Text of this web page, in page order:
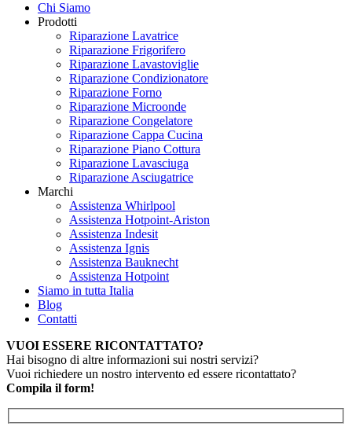
Chi Siamo
Prodotti
Riparazione Lavatrice
Riparazione Frigorifero
Riparazione Lavastoviglie
Riparazione Condizionatore
Riparazione Forno
Riparazione Microonde
Riparazione Congelatore
Riparazione Cappa Cucina
Riparazione Piano Cottura
Riparazione Lavasciuga
Riparazione Asciugatrice
Marchi
Assistenza Whirlpool
Assistenza Hotpoint-Ariston
Assistenza Indesit
Assistenza Ignis
Assistenza Bauknecht
Assistenza Hotpoint
Siamo in tutta Italia
Blog
Contatti
VUOI ESSERE RICONTATTATO?
Hai bisogno di altre informazioni sui nostri servizi?
Vuoi richiedere un nostro intervento ed essere ricontattato?
Compila il form!